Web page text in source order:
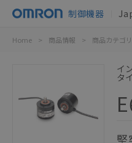
制御機器
Home > 商品情報 > 商品カテゴリ
イ
タ
堅